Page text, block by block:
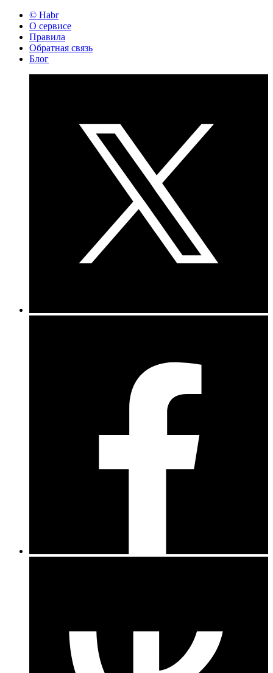
© Habr
О сервисе
Правила
Обратная связь
Блог